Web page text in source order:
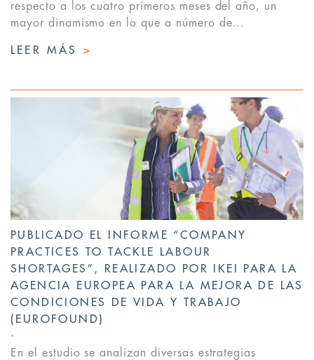
respecto a los cuatro primeros meses del año, un
mayor dinamismo en lo que a número de...
LEER MÁS >
PUBLICADO EL INFORME “COMPANY
PRACTICES TO TACKLE LABOUR
SHORTAGES”, REALIZADO POR IKEI PARA LA
AGENCIA EUROPEA PARA LA MEJORA DE LAS
CONDICIONES DE VIDA Y TRABAJO
(EUROFOUND)
En el estudio se analizan diversas estrategias